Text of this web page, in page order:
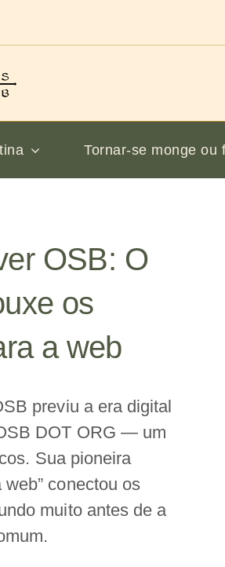
Tornar-se monge ou
OSB: O
os
a web
previu a era digital
DOT ORG — um
Sua pioneira
conectou os
muito antes de a